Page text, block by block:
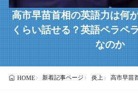
高市早苗首相の英語力は何
くらい話せる？英語ペラペ
なのか
HOME 新着記事ページ 炎上 高市早苗